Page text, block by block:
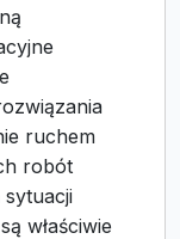
ruchem
robót
właściwie